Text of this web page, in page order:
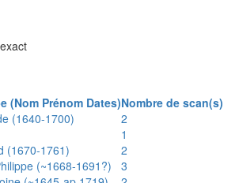
(Nom Prénom Dates)Nombre de scan(s)
(1640-1700)
2
1
(1670-1761)
2
(~1668-1691?)
3